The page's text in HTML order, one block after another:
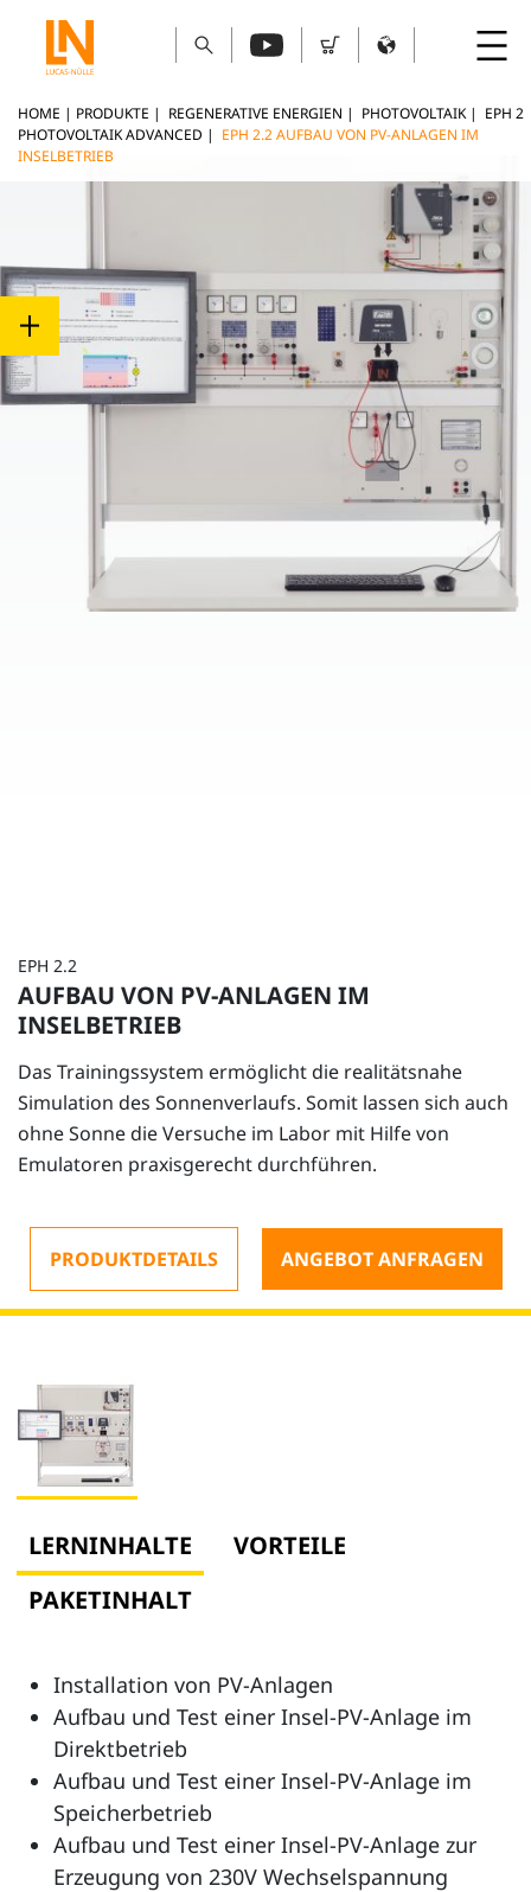
HOME | PRODUKTE | REGENERATIVE ENERGIEN | PHOTOVOLTAIK | EPH 2
PHOTOVOLTAIK ADVANCED | EPH 2.2 AUFBAU VON PV-ANLAGEN IM
INSELBETRIEB
EPH 2.2
AUFBAU VON PV-ANLAGEN IM
INSELBETRIEB
Das Trainingssystem ermöglicht die realitätsnahe
Simulation des Sonnenverlaufs. Somit lassen sich auch
ohne Sonne die Versuche im Labor mit Hilfe von
Emulatoren praxisgerecht durchführen.
PRODUKTDETAILS ANGEBOT ANFRAGEN
LERNINHALTE
VORTEILE
PAKETINHALT
Installation von PV-Anlagen
Aufbau und Test einer Insel-PV-Anlage im
Direktbetrieb
Aufbau und Test einer Insel-PV-Anlage im
Speicherbetrieb
Aufbau und Test einer Insel-PV-Anlage zur
Erzeugung von 230V Wechselspannung